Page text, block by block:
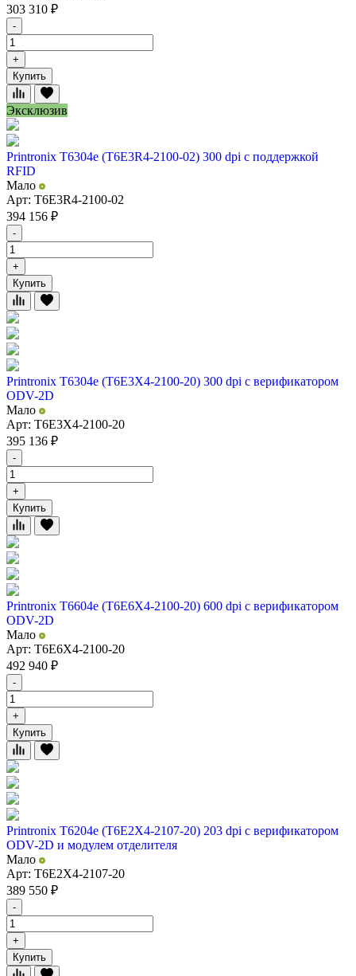
303 310 ₽
-
+
Купить
Эксклюзив
Printronix T6304e (T6E3R4-2100-02) 300 dpi с поддержкой
RFID
Мало
Арт: T6E3R4-2100-02
394 156 ₽
-
+
Купить
Printronix T6304e (T6E3X4-2100-20) 300 dpi с верификатором
ODV-2D
Мало
Арт: T6E3X4-2100-20
395 136 ₽
-
+
Купить
Printronix T6604e (T6E6X4-2100-20) 600 dpi с верификатором
ODV-2D
Мало
Арт: T6E6X4-2100-20
492 940 ₽
-
+
Купить
Printronix T6204e (T6E2X4-2107-20) 203 dpi с верификатором
ODV-2D и модулем отделителя
Мало
Арт: T6E2X4-2107-20
389 550 ₽
-
+
Купить